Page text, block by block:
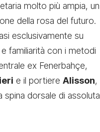
molto più ampia, un
della rosa del futuro.
esclusivamente su
familiarità con i metodi
ex Fenerbahçe,
e il portiere Alisson,
dorsale di assoluta